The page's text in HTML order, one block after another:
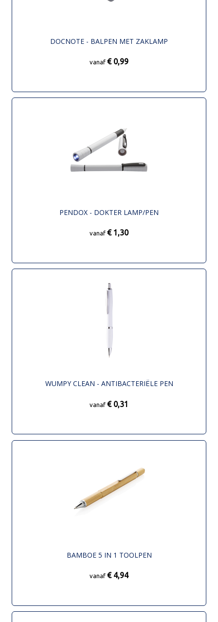
DOCNOTE - BALPEN MET ZAKLAMP
vanaf € 0,99
PENDOX - DOKTER LAMP/PEN
vanaf € 1,30
WUMPY CLEAN - ANTIBACTERIËLE PEN
vanaf € 0,31
BAMBOE 5 IN 1 TOOLPEN
vanaf € 4,94